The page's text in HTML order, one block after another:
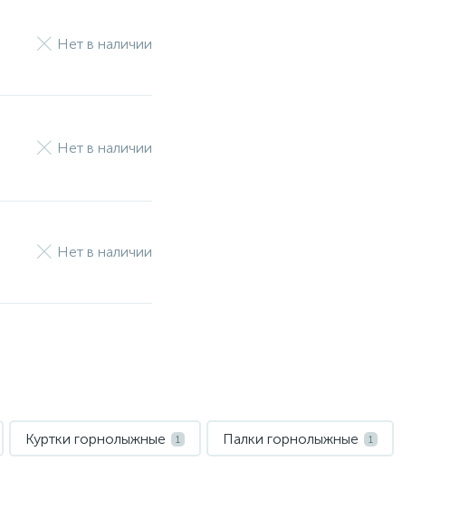
Нет в наличии
Нет в наличии
Нет в наличии
Куртки горнолыжные 1 Палки горнолыжные 1